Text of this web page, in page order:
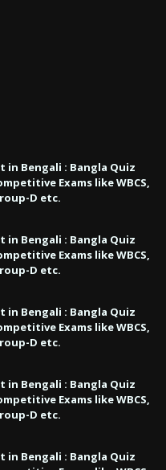
in Bengali : Bangla Quiz
Exams like WBCS,
D etc.
in Bengali : Bangla Quiz
Exams like WBCS,
D etc.
in Bengali : Bangla Quiz
Exams like WBCS,
D etc.
in Bengali : Bangla Quiz
Exams like WBCS,
D etc.
in Bengali : Bangla Quiz